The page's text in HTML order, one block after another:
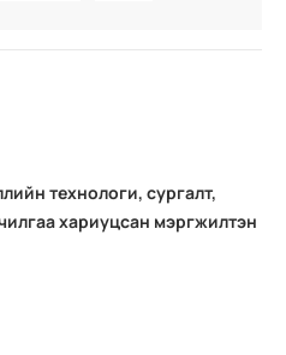
технологи, сургалт,
хариуцсан мэргжилтэн